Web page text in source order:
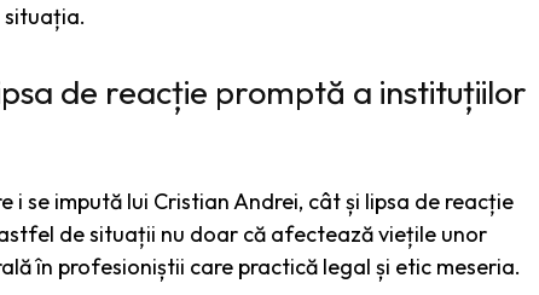
situația.
de reacție promptă a instituțiilor
se impută lui Cristian Andrei, cât și lipsa de reacție
de situații nu doar că afectează viețile unor
în profesioniștii care practică legal și etic meseria.